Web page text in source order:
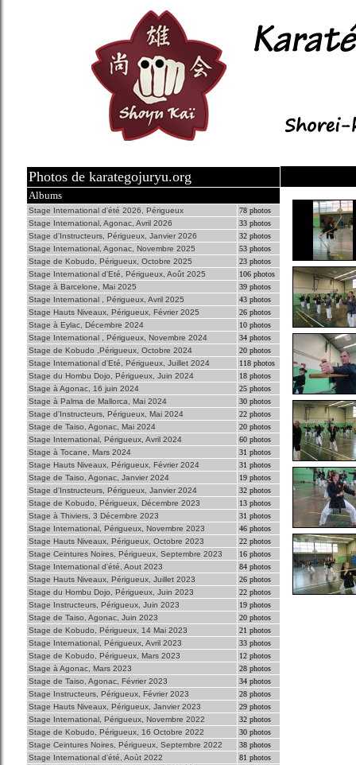
Photos de karategojuryu.org
Albums
Stage International d'été 2026, Périgueux
78 photos
Stage International, Agonac, Avril 2026
33 photos
Stage d'Instructeurs, Périgueux, Janvier 2026
32 photos
Stage International, Agonac, Novembre 2025
53 photos
Stage de Kobudo, Périgueux, Octobre 2025
23 photos
Stage International d'Eté, Périgueux, Août 2025
106 photos
Stage à Barcelone, Mai 2025
39 photos
Stage International , Périgueux, Avril 2025
43 photos
Stage Hauts Niveaux, Périgueux, Février 2025
26 photos
Stage à Eylac, Décembre 2024
10 photos
Stage International , Périgueux, Novembre 2024
34 photos
Stage de Kobudo ,Périgueux, Octobre 2024
20 photos
Stage International d'Eté, Périgueux, Juillet 2024
118 photos
Stage du Hombu Dojo, Périgueux, Juin 2024
18 photos
Stage à Agonac, 16 juin 2024
25 photos
Stage à Palma de Mallorca, Mai 2024
30 photos
Stage d'Instructeurs, Périgueux, Mai 2024
22 photos
Stage de Taiso, Agonac, Mai 2024
20 photos
Stage International, Périgueux, Avril 2024
60 photos
Stage à Tocane, Mars 2024
31 photos
Stage Hauts Niveaux, Périgueux, Février 2024
31 photos
Stage de Taiso, Agonac, Janvier 2024
19 photos
Stage d'Instructeurs, Périgueux, Janvier 2024
32 photos
Stage de Kobudo, Périgueux, Décembre 2023
13 photos
Stage à Thiviers, 3 Décembre 2023
31 photos
Stage International, Périgueux, Novembre 2023
46 photos
Stage Hauts Niveaux, Périgueux, Octobre 2023
22 photos
Stage Ceintures Noires, Périgueux, Septembre 2023
16 photos
Stage International d'été, Aout 2023
84 photos
Stage Hauts Niveaux, Périgueux, Juillet 2023
26 photos
Stage du Hombu Dojo, Périgueux, Juin 2023
22 photos
Stage Instructeurs, Périgueux, Juin 2023
19 photos
Stage de Taiso, Agonac, Juin 2023
20 photos
Stage de Kobudo, Périgueux, 14 Mai 2023
21 photos
Stage International, Périgueux, Avril 2023
33 photos
Stage de Kobudo, Périgueux, Mars 2023
12 photos
Stage à Agonac, Mars 2023
28 photos
Stage de Taiso, Agonac, Février 2023
34 photos
Stage Instructeurs, Périgueux, Février 2023
28 photos
Stage Hauts Niveaux, Périgueux, Janvier 2023
29 photos
Stage International, Périgueux, Novembre 2022
32 photos
Stage de Kobudo, Périgueux, 16 Octobre 2022
30 photos
Stage Ceintures Noires, Périgueux, Septembre 2022
38 photos
Stage International d'été, Aoùt 2022
81 photos